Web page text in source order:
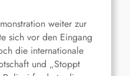
weiter zur
sich vor den Eingang
die internationale
und „Stoppt